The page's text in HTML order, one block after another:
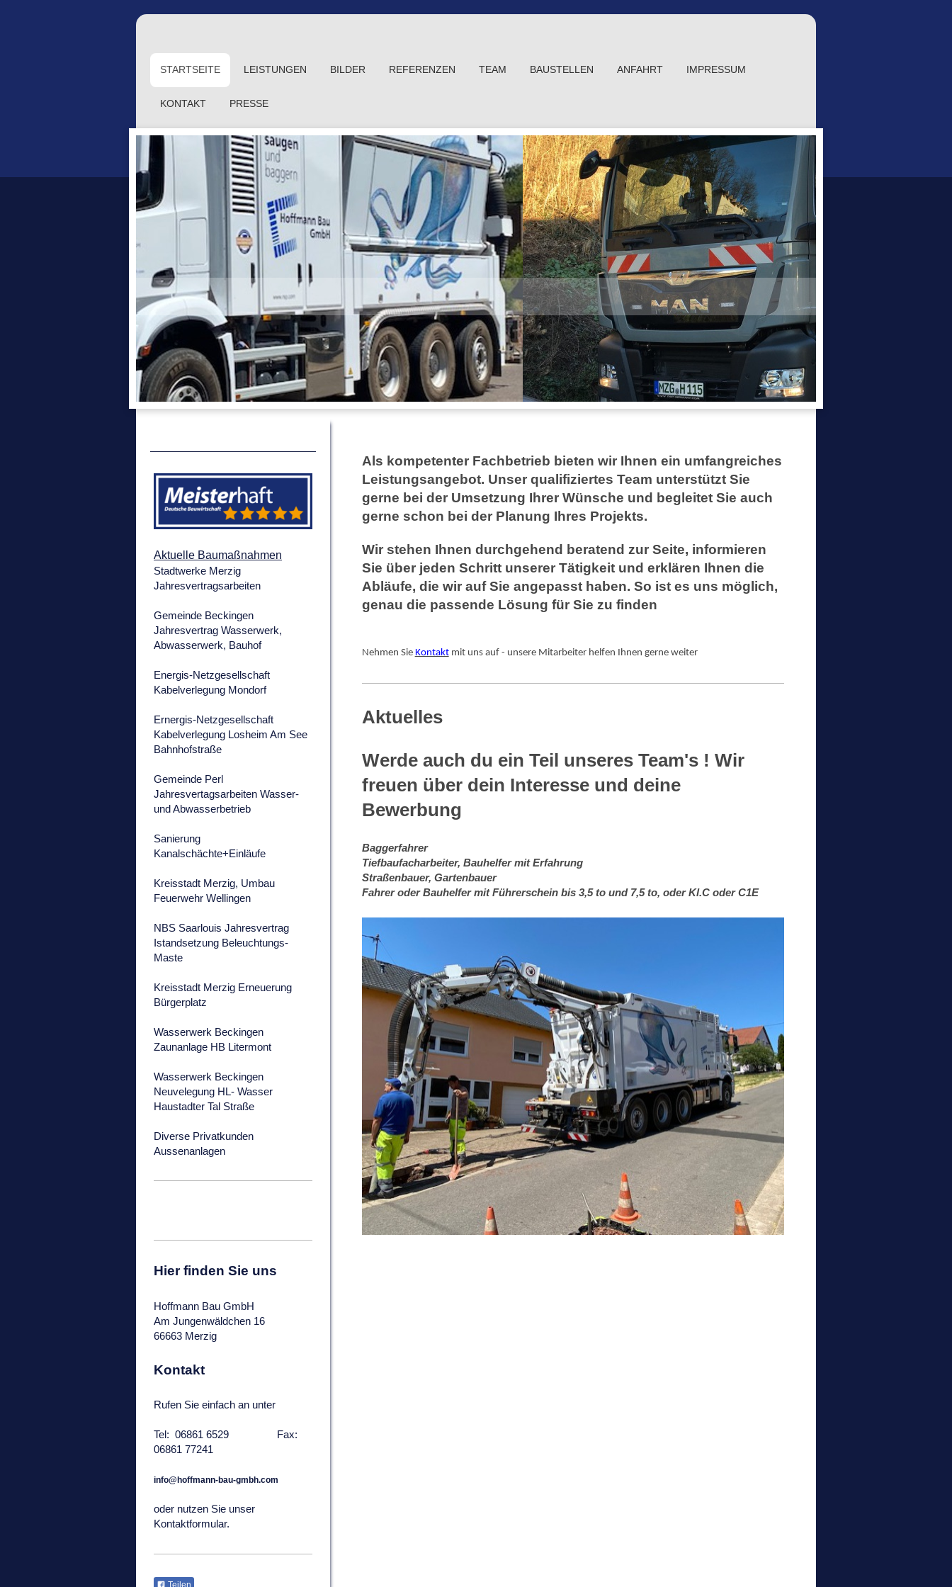
STARTSEITE LEISTUNGEN BILDER REFERENZEN TEAM BAUSTELLEN ANFAHRT IMPRESSUM
KONTAKT PRESSE
Als kompetenter Fachbetrieb bieten wir Ihnen ein umfangreiches
Leistungsangebot. Unser qualifiziertes Team unterstützt Sie
gerne bei der Umsetzung Ihrer Wünsche und begleitet Sie auch
gerne schon bei der Planung Ihres Projekts.
Wir stehen Ihnen durchgehend beratend zur Seite, informieren
Sie über jeden Schritt unserer Tätigkeit und erklären Ihnen die
Abläufe, die wir auf Sie angepasst haben. So ist es uns möglich,
genau die passende Lösung für Sie zu finden
Nehmen Sie Kontaktmit uns auf - unsere Mitarbeiter helfen Ihnen gerne weiter
Aktuelles
Werde auch du ein Teil unseres Team's ! Wir
freuen über dein Interesse und deine
Bewerbung
Baggerfahrer
Tiefbaufacharbeiter, Bauhelfer mit Erfahrung
Straßenbauer, Gartenbauer
Fahrer oder Bauhelfer mit Führerschein bis 3,5 to und 7,5 to, oder Kl.C oder C1E
Aktuelle Baumaßnahmen
Stadtwerke Merzig
Jahresvertragsarbeiten
Gemeinde Beckingen
Jahresvertrag Wasserwerk,
Abwasserwerk, Bauhof
Energis-Netzgesellschaft
Kabelverlegung Mondorf
Ernergis-Netzgesellschaft
Kabelverlegung Losheim Am See
Bahnhofstraße
Gemeinde Perl
Jahresvertagsarbeiten Wasser-
und Abwasserbetrieb
Sanierung
Kanalschächte+Einläufe
Kreisstadt Merzig, Umbau
Feuerwehr Wellingen
NBS Saarlouis Jahresvertrag
Istandsetzung Beleuchtungs-
Maste
Kreisstadt Merzig Erneuerung
Bürgerplatz
Wasserwerk Beckingen
Zaunanlage HB Litermont
Wasserwerk Beckingen
Neuvelegung HL- Wasser
Haustadter Tal Straße
Diverse Privatkunden
Aussenanlagen
Hier finden Sie uns
Hoffmann Bau GmbH
Am Jungenwäldchen 16
66663 Merzig
Kontakt
Rufen Sie einfach an unter
Tel: 06861 6529 Fax:
06861 77241
info@hoffmann-bau-gmbh.com
oder nutzen Sie unser
Kontaktformular.
Teilen